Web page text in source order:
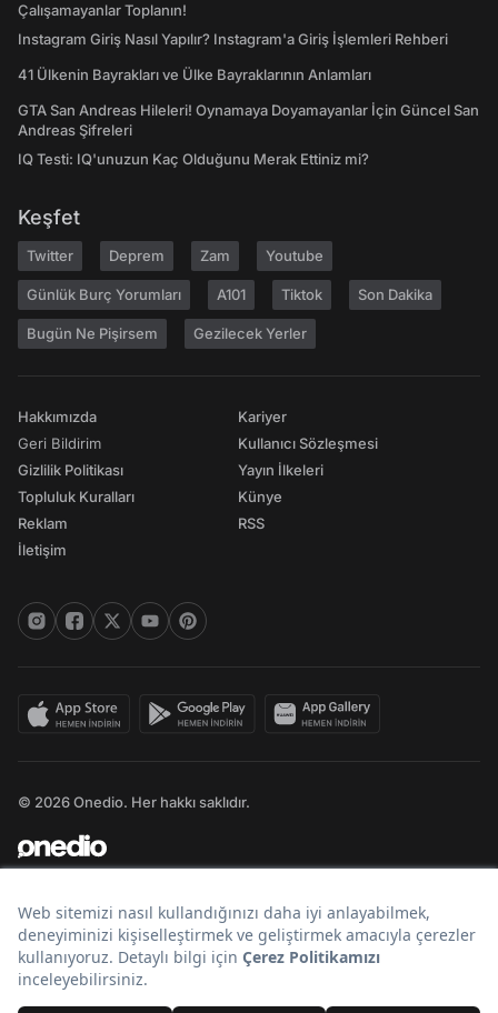
Çalışamayanlar Toplanın!
Instagram Giriş Nasıl Yapılır? Instagram'a Giriş İşlemleri Rehberi
41 Ülkenin Bayrakları ve Ülke Bayraklarının Anlamları
GTA San Andreas Hileleri! Oynamaya Doyamayanlar İçin Güncel San
Andreas Şifreleri
IQ Testi: IQ'unuzun Kaç Olduğunu Merak Ettiniz mi?
Keşfet
Twitter Deprem Zam Youtube
Günlük Burç Yorumları A101 Tiktok Son Dakika
Bugün Ne Pişirsem Gezilecek Yerler
Hakkımızda
Geri Bildirim
Gizlilik Politikası
Topluluk Kuralları
Reklam
İletişim
Kariyer
Kullanıcı Sözleşmesi
Yayın İlkeleri
Künye
RSS
© 2026 Onedio. Her hakkı saklıdır.
Bir markasıdır.